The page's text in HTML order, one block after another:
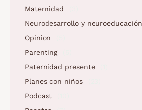
Maternidad
Neurodesarrollo y neuroeducación
Opinion
Parenting
Paternidad presente
Planes con niños
Podcast